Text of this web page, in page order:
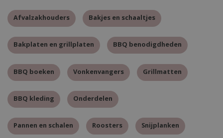
Afvalzakhouders Bakjes en schaaltjes
Bakplaten en grillplaten BBQ benodigdheden
BBQ boeken Vonkenvangers Grillmatten
BBQ kleding Onderdelen
Pannen en schalen Roosters Snijplanken